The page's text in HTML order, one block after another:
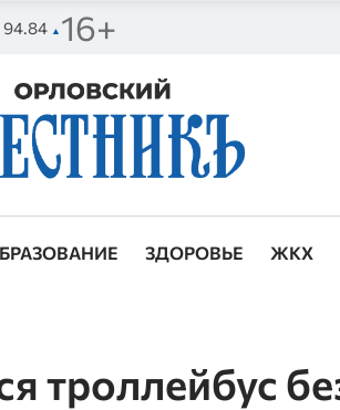
94.84 ▲ 16+
ЗДОРОВЬЕ ЖКХ
троллейбус